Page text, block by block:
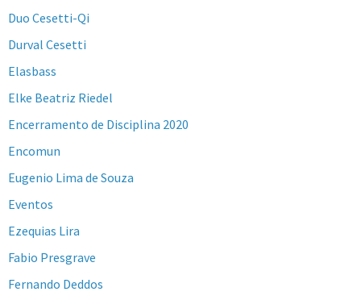
Duo Cesetti-Qi
Durval Cesetti
Elasbass
Elke Beatriz Riedel
Encerramento de Disciplina 2020
Encomun
Eugenio Lima de Souza
Eventos
Ezequias Lira
Fabio Presgrave
Fernando Deddos